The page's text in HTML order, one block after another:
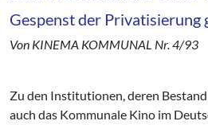
Gespenst der Privatisierung
Von KINEMA KOMMUNAL Nr. 4/93
Zu den Institutionen, deren
auch das Kommunale Kino im